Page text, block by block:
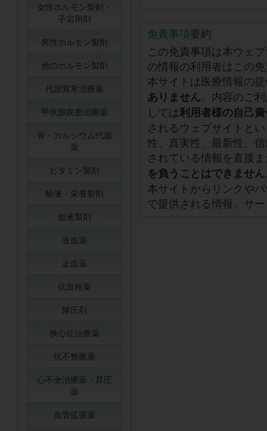
免責事項要約
この免責事項は本ウェ
の情報の利用者はこの
本サイトは医療情報の
ありません。内容のご
しては利用者様の自己
されるウェブサイトと
性、真実性、最新性、
されている情報を直接
を負うことはできません
本サイトからリンクや
で提供される情報、サ
女性ホルモン製剤・
子宮用剤
男性ホルモン製剤
他のホルモン製剤
代謝異常治療薬
甲状腺疾患治療薬
骨・カルシウム代謝
薬
ビタミン製剤
輸液・栄養製剤
血液製剤
造血薬
止血薬
抗血栓薬
降圧剤
狭心症治療薬
抗不整脈薬
心不全治療薬・昇圧
薬
血管拡張薬